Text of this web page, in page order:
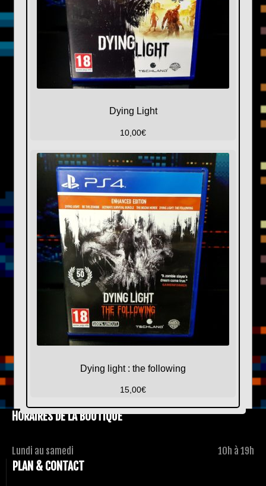
Dying Light
10,00€
Dying light : the following
15,00€
HORAIRES DE LA BOUTIQUE
Lundi au samedi 10h à 19h
PLAN & CONTACT